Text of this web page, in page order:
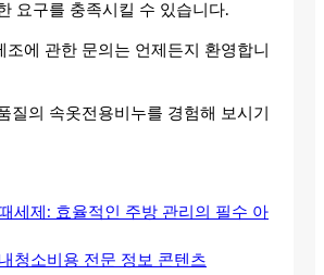
요구를 충족시킬 수 있습니다.
조에 관한 문의는 언제든지 환영합니
질의 속옷전용비누를 경험해 보시기
세제: 효율적인 주방 관리의 필수 아
청소비용 전문 정보 콘텐츠